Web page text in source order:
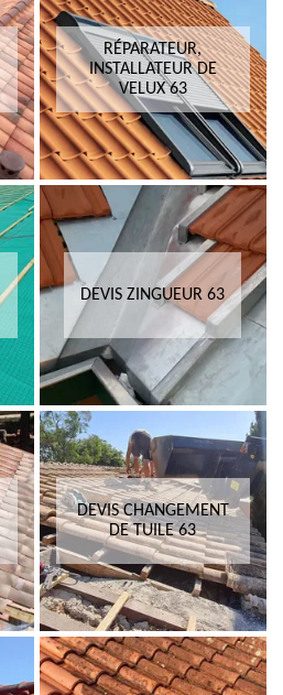
RÉPARATEUR,
INSTALLATEUR DE
VELUX 63
DEVIS ZINGUEUR 63
DEVIS CHANGEMENT
DE TUILE 63